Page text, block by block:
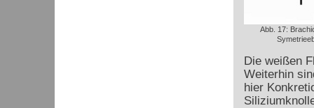
Abb. 17:
Die weißen
Weiterhin
hier